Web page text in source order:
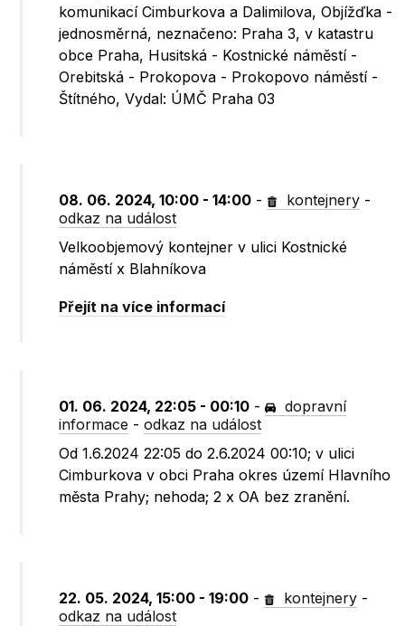
komunikací Cimburkova a Dalimilova, Objížďka -
jednosměrná, neznačeno: Praha 3, v katastru
obce Praha, Husitská - Kostnické náměstí -
Orebitská - Prokopova - Prokopovo náměstí -
Štítného, Vydal: ÚMČ Praha 03
08. 06. 2024, 10:00 - 14:00 - kontejnery -
odkaz na událost
Velkoobjemový kontejner v ulici Kostnické
náměstí x Blahníkova
Přejít na více informací
01. 06. 2024, 22:05 - 00:10 -
dopravní
informace -odkaz na událost
Od 1.6.2024 22:05 do 2.6.2024 00:10; v ulici
Cimburkova v obci Praha okres území Hlavního
města Prahy; nehoda; 2 x OA bez zranění.
22. 05. 2024, 15:00 - 19:00 - kontejnery -
odkaz na událost